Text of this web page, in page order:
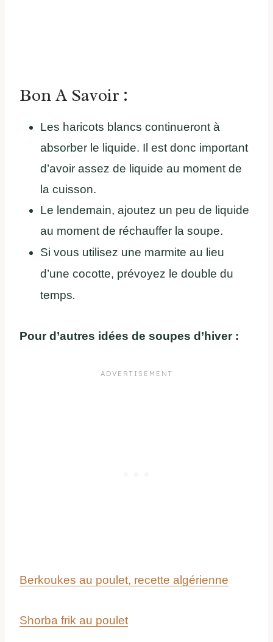
Bon A Savoir :
Les haricots blancs continueront à
absorber le liquide. Il est donc important
d’avoir assez de liquide au moment de
la cuisson.
Le lendemain, ajoutez un peu de liquide
au moment de réchauffer la soupe.
Si vous utilisez une marmite au lieu
d’une cocotte, prévoyez le double du
temps.
Pour d’autres idées de soupes d’hiver :
Berkoukes au poulet, recette algérienne
Shorba frik au poulet